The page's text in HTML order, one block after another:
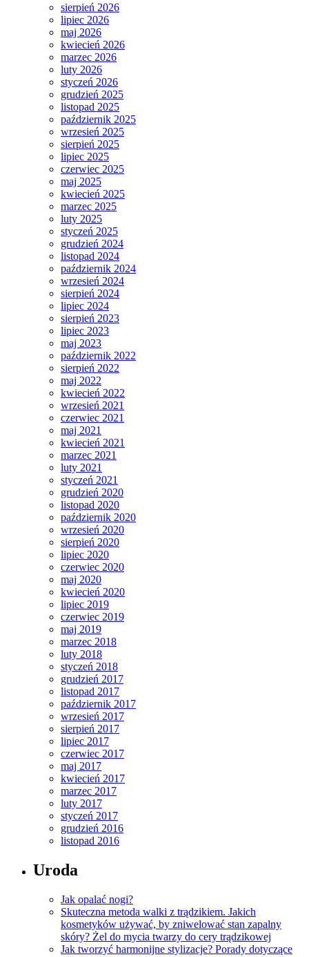
sierpień 2026
lipiec 2026
maj 2026
kwiecień 2026
marzec 2026
luty 2026
styczeń 2026
grudzień 2025
listopad 2025
październik 2025
wrzesień 2025
sierpień 2025
lipiec 2025
czerwiec 2025
maj 2025
kwiecień 2025
marzec 2025
luty 2025
styczeń 2025
grudzień 2024
listopad 2024
październik 2024
wrzesień 2024
sierpień 2024
lipiec 2024
sierpień 2023
lipiec 2023
maj 2023
październik 2022
sierpień 2022
maj 2022
kwiecień 2022
wrzesień 2021
czerwiec 2021
maj 2021
kwiecień 2021
marzec 2021
luty 2021
styczeń 2021
grudzień 2020
listopad 2020
październik 2020
wrzesień 2020
sierpień 2020
lipiec 2020
czerwiec 2020
maj 2020
kwiecień 2020
lipiec 2019
czerwiec 2019
maj 2019
marzec 2018
luty 2018
styczeń 2018
grudzień 2017
listopad 2017
październik 2017
wrzesień 2017
sierpień 2017
lipiec 2017
czerwiec 2017
maj 2017
kwiecień 2017
marzec 2017
luty 2017
styczeń 2017
grudzień 2016
listopad 2016
Uroda
Jak opalać nogi?
Skuteczna metoda walki z trądzikiem. Jakich
kosmetyków używać, by zniwelować stan zapalny
skóry? Żel do mycia twarzy do cery trądzikowej
Jak tworzyć harmonijne stylizacje? Porady dotyczące